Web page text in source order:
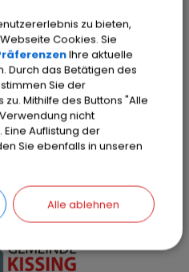
zu bieten,
Cookies. Sie
Ihre aktuelle
Durch das Betätigen des
Sie der
Mithilfe des Buttons "Alle
nicht
Auflistung der
Sie ebenfalls in unseren
Alle ablehnen